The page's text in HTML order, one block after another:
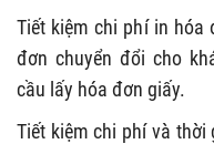
Tiết kiệm chi phí in hóa
đơn chuyển đổi cho
cầu lấy hóa đơn giấy.
Tiết kiệm chi phí và thời